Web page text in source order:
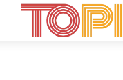
Menu